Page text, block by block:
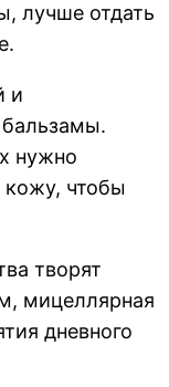
лучше отдать
и
нужно
кожу, чтобы
творят
мицеллярная
дневного